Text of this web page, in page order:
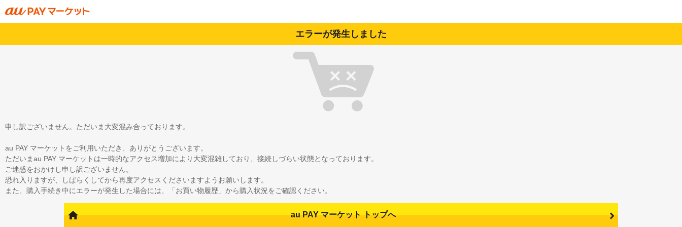
エラーが発生しました
申し訳ございません。ただいま大変混み合っております。
au PAY マーケットをご利用いただき、ありがとうございます。
ただいまau PAY マーケットは一時的なアクセス増加により大変混雑しており、接続しづらい状態となっております。
ご迷惑をおかけし申し訳ございません。
恐れ入りますが、しばらくしてから再度アクセスくださいますようお願いします。
また、購入手続き中にエラーが発生した場合には、「お買い物履歴」から購入状況をご確認ください。
au PAY マーケット トップへ